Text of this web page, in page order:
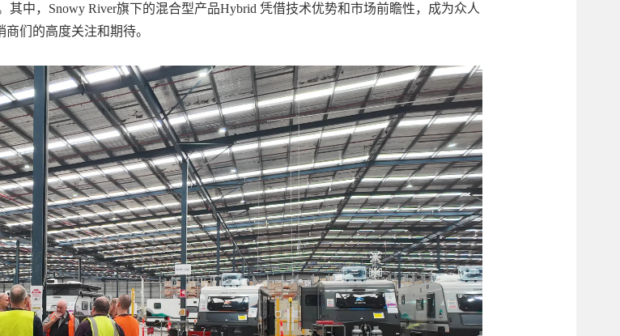
中，Snowy River旗下的混合型产品Hybrid 凭借技术优势和市场前瞻性，成为众人
们的高度关注和期待。